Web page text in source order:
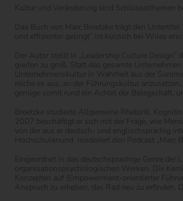
Kultur und Veränderung sind Schlüsselthemen
Das Buch von Marc Breetzke trägt den
und effizienter gelingt” ist kürzlich bei Wiley
Der Autor stellt in „Leadership Culture Design”
greifen zu groß. Statt das gesamte
Unternehmenskultur in Wahrheit aus der
reiche es aus, an der Führungskultur
genüge somit rund ein Achtel der Belegschaft,
Breetzke studierte Allgemeine Rhetorik,
2007 beschäftigt er sich mit der Frage, wie
von der aus er deutsch- und englischsprachig
Hochschulenund
moderiert den Podcast
Eingeordnet in das deutschsprachige Genre der
organisationspsychologischen Werken. Die
Konzepten auf (Empowerment-orientierter
Anspruch zu erheben, das Rad neu zu erfinden.